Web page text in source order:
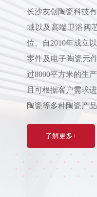
长沙友创陶瓷科技
域以及高端卫浴阀
位。自2010年成立
零件及电子陶瓷元
过8000平方米的生
且可根据客户需求
陶瓷等多种陶瓷产
了解更多+